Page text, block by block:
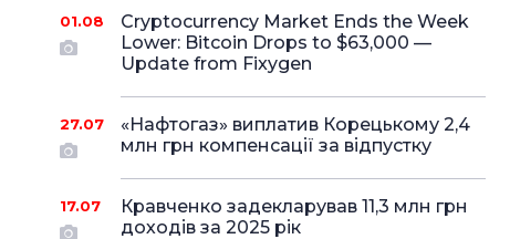
01.08
Cryptocurrency Market Ends the Week
Lower: Bitcoin Drops to $63,000 —
Update from Fixygen
27.07
«Нафтогаз» виплатив Корецькому 2,4
млн грн компенсації за відпустку
17.07
Кравченко задекларував 11,3 млн грн
доходів за 2025 рік